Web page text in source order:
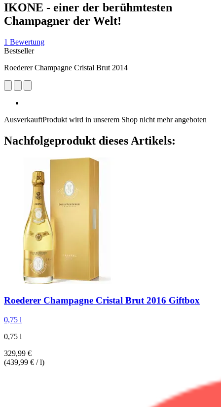
IKONE - einer der berühmtesten
Champagner der Welt!
1 Bewertung
Bestseller
Roederer Champagne Cristal Brut 2014
AusverkauftProdukt wird in unserem Shop nicht mehr angeboten
Nachfolgeprodukt dieses Artikels:
Roederer Champagne Cristal Brut 2016 Giftbox
0,75 l
0,75 l
329,99 €
(439,99 € / l)